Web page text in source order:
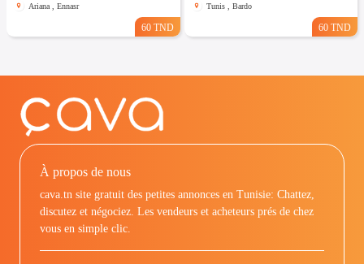
Ariana , Ennasr
60 TND
Tunis , Bardo
60 TND
À propos de nous
cava.tn site gratuit des petites annonces en Tunisie: Chattez,
discutez et négociez. Les vendeurs et acheteurs prés de chez
vous en simple clic.